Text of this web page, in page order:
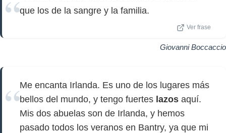
que los de la sangre y la familia.
Ver frase
Giovanni Boccaccio
Me encanta Irlanda. Es uno de los lugares más
bellos del mundo, y tengo fuertes lazos aquí.
Mis dos abuelas son de Irlanda, y hemos
pasado todos los veranos en Bantry, ya que mi